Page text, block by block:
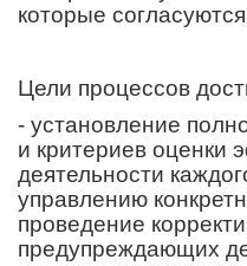
которые
Цели процессов
- установление
и критериев оценки
деятельности
управлению
проведение
предупреждающих